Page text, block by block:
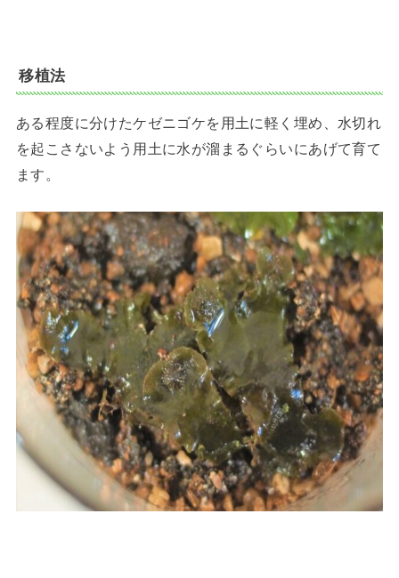
移植法
ある程度に分けたケゼニゴケを用土に軽く埋め、水切れ
を起こさないよう用土に水が溜まるぐらいにあげて育て
ます。